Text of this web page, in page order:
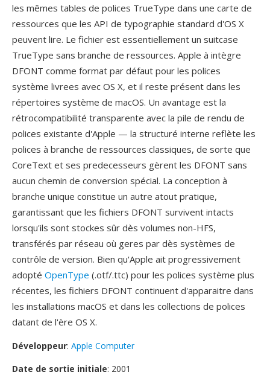
les mêmes tables de polices TrueType dans une carte de
ressources que les API de typographie standard d'OS X
peuvent lire. Le fichier est essentiellement un suitcase
TrueType sans branche de ressources. Apple à intègre
DFONT comme format par défaut pour les polices
système livrees avec OS X, et il reste présent dans les
répertoires système de macOS. Un avantage est la
rétrocompatibilité transparente avec la pile de rendu de
polices existante d'Apple — la structuré interne reflète les
polices à branche de ressources classiques, de sorte que
CoreText et ses predecesseurs gèrent les DFONT sans
aucun chemin de conversion spécial. La conception à
branche unique constitue un autre atout pratique,
garantissant que les fichiers DFONT survivent intacts
lorsqu'ils sont stockes sûr dès volumes non-HFS,
transférés par réseau où geres par dès systèmes de
contrôle de version. Bien qu'Apple ait progressivement
adopté OpenType (.otf/.ttc) pour les polices système plus
récentes, les fichiers DFONT continuent d'apparaitre dans
les installations macOS et dans les collections de polices
datant de l'ère OS X.
Développeur: Apple Computer
Date de sortie initiale: 2001